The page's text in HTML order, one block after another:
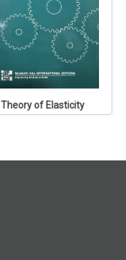
Theory of Elasticity